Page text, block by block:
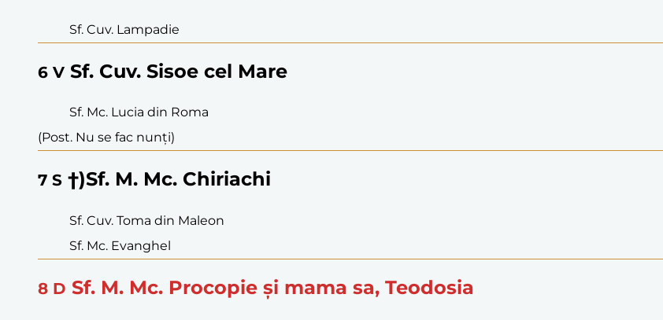
Sf. Cuv. Lampadie
6 V Sf. Cuv. Sisoe cel Mare
Sf. Mc. Lucia din Roma
(Post. Nu se fac nunți)
7 S †)Sf. M. Mc. Chiriachi
Sf. Cuv. Toma din Maleon
Sf. Mc. Evanghel
8 D Sf. M. Mc. Procopie și mama sa, Teodosia